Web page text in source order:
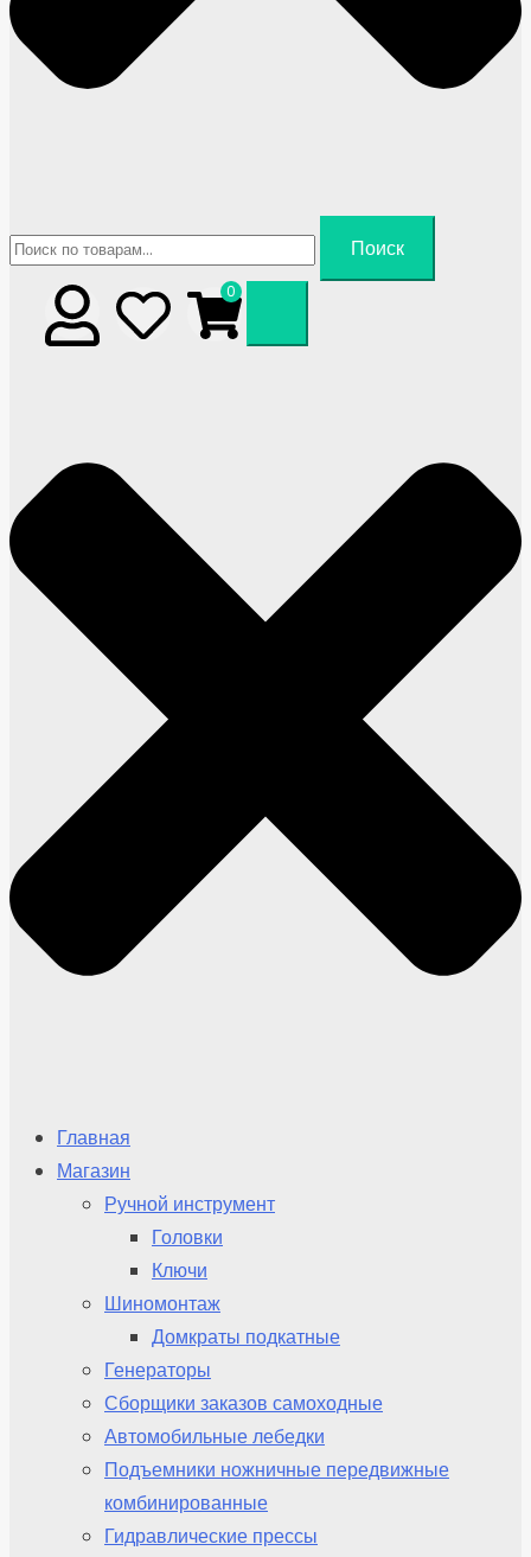
Искать:
Поиск
0
Главная
Магазин
Ручной инструмент
Головки
Ключи
Шиномонтаж
Домкраты подкатные
Генераторы
Сборщики заказов самоходные
Автомобильные лебедки
Подъемники ножничные передвижные
комбинированные
Гидравлические прессы